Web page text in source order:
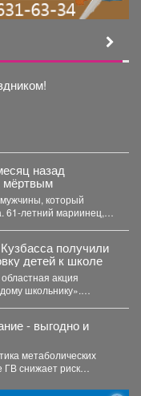
назад
мёртвым
который
получили
детей к школе
акция
школьнику».
- выгодно и
снижает риск